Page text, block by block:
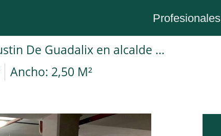
Profesionales
Plaza de garaje en Venta en San Agustin De Guadalix en alcalde lorenzo gines brandin
Ancho: 2,50 M²